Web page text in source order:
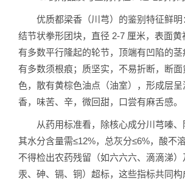
优质都梁香（川芎）的鉴别特征鲜明
结节状拳形团块，直径 2-7 厘米，表面黄
有多数平行隆起的轮节，顶端有凹陷的
有多数须根痕；质坚实，不易折断，断
色，散有黄棕色油点（油室），形成层
香，味苦、辛，微回甜，口尝有麻舌感。
从药用标准看，除核心成分川芎嗪、
其水分含量需≤12%，总灰分≤6%，酸不
不得检出农药残留（如六六六、滴滴涕）
汞、砷、镉、铜）超标，这些指标共同